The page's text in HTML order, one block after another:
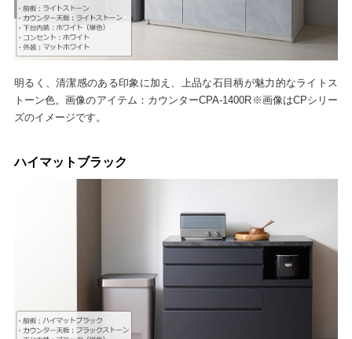
明るく、清潔感のある印象に加え、上品な石目柄が魅力的なライトス
トーン色。画像のアイテム：カウンターCPA-1400R※画像はCPシリー
ズのイメージです。
ハイマットブラック